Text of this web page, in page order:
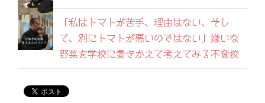
「私はトマトが苦手、理由はない、そし
て、別にトマトが悪いのではない」嫌いな
野菜を学校に置きかえて考えてみる不登校